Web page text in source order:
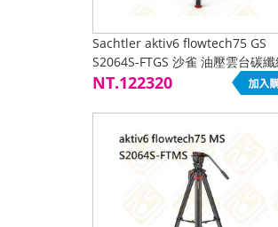
Sachtler aktiv6 flowtech75 GS
S2064S-FTGS 沙雀 油壓雲台碳
腳架組 8kg 液壓雲台 地面延伸器
NT.122320